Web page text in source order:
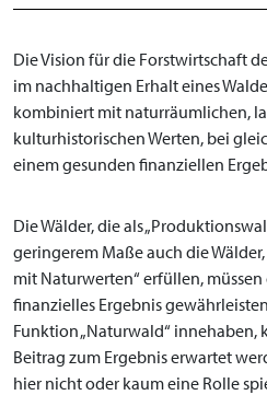
Die Vision für die Forstwirtschaft
im nachhaltigen Erhalt eines
kombiniert mit naturräumlichen,
kulturhistorischen Werten, bei
einem gesunden finanziellen
Die Wälder, die als
geringerem Maße auch die
mit Naturwerten“ erfüllen,
finanzielles Ergebnis
Funktion „Naturwald“
Beitrag zum Ergebnis erwartet
hier nicht oder kaum eine Rolle